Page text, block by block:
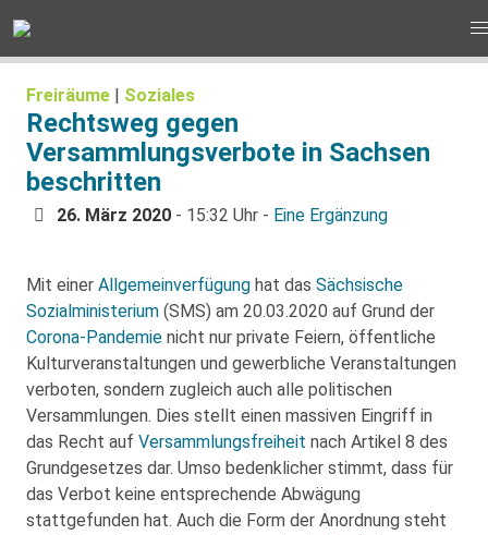
Freiräume | Soziales
Rechtsweg gegen
Versammlungsverbote in Sachsen
beschritten
26. März 2020 - 15:32 Uhr - Eine Ergänzung
Mit einer Allgemeinverfügung hat das Sächsische
Sozialministerium (SMS) am 20.03.2020 auf Grund der
Corona-Pandemie nicht nur private Feiern, öffentliche
Kulturveranstaltungen und gewerbliche Veranstaltungen
verboten, sondern zugleich auch alle politischen
Versammlungen. Dies stellt einen massiven Eingriff in
das Recht auf Versammlungsfreiheit nach Artikel 8 des
Grundgesetzes dar. Umso bedenklicher stimmt, dass für
das Verbot keine entsprechende Abwägung
stattgefunden hat. Auch die Form der Anordnung steht